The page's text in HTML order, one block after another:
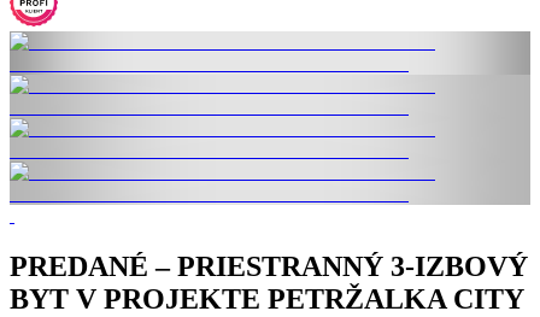
PREDANÉ – PRIESTRANNÝ 3-IZBOVÝ
BYT V PROJEKTE PETRŽALKA CITY